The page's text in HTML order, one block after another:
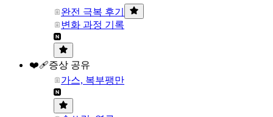
완전 극복 후기
변화 과정 기록
❤️‍🩹증상 공유
가스, 복부팽만